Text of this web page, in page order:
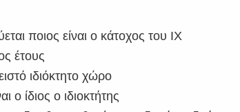
ποιος είναι ο κάτοχος του ΙΧ
έτους
ιδιόκτητο χώρο
ο ίδιος ο ιδιοκτήτης